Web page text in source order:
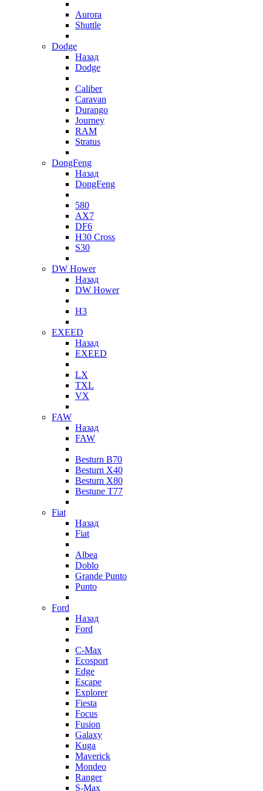
Aurora
Shuttle
Dodge
Назад
Dodge
Caliber
Caravan
Durango
Journey
RAM
Stratus
DongFeng
Назад
DongFeng
580
AX7
DF6
H30 Cross
S30
DW Hower
Назад
DW Hower
H3
EXEED
Назад
EXEED
LX
TXL
VX
FAW
Назад
FAW
Besturn B70
Besturn X40
Besturn X80
Bestune T77
Fiat
Назад
Fiat
Albea
Doblo
Grande Punto
Punto
Ford
Назад
Ford
C-Max
Ecosport
Edge
Escape
Explorer
Fiesta
Focus
Fusion
Galaxy
Kuga
Maverick
Mondeo
Ranger
S-Max